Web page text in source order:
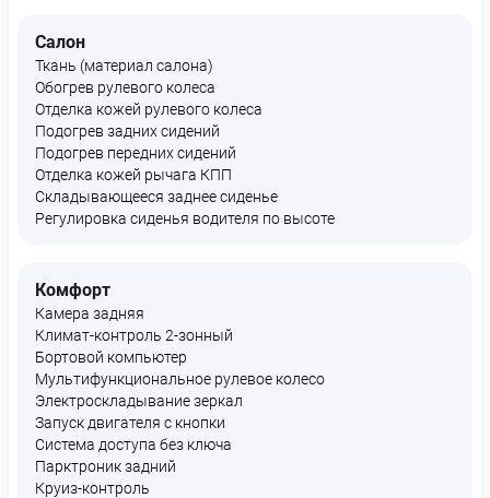
Салон
Ткань (материал салона)
Обогрев рулевого колеса
Отделка кожей рулевого колеса
Подогрев задних сидений
Подогрев передних сидений
Отделка кожей рычага КПП
Складывающееся заднее сиденье
Регулировка сиденья водителя по высоте
Комфорт
Камера задняя
Климат-контроль 2-зонный
Бортовой компьютер
Мультифункциональное рулевое колесо
Электроскладывание зеркал
Запуск двигателя с кнопки
Система доступа без ключа
Парктроник задний
Круиз-контроль